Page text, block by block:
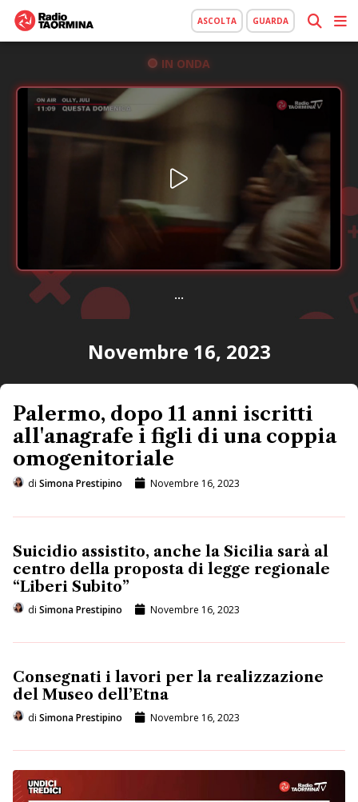
ASCOLTA GUARDA
IN ONDA
...
Novembre 16, 2023
Palermo, dopo 11 anni iscritti
all'anagrafe i figli di una coppia
omogenitoriale
di Simona Prestipino Novembre 16, 2023
Suicidio assistito, anche la Sicilia sarà al
centro della proposta di legge regionale
“Liberi Subito”
di Simona Prestipino Novembre 16, 2023
Consegnati i lavori per la realizzazione
del Museo dell’Etna
di Simona Prestipino Novembre 16, 2023